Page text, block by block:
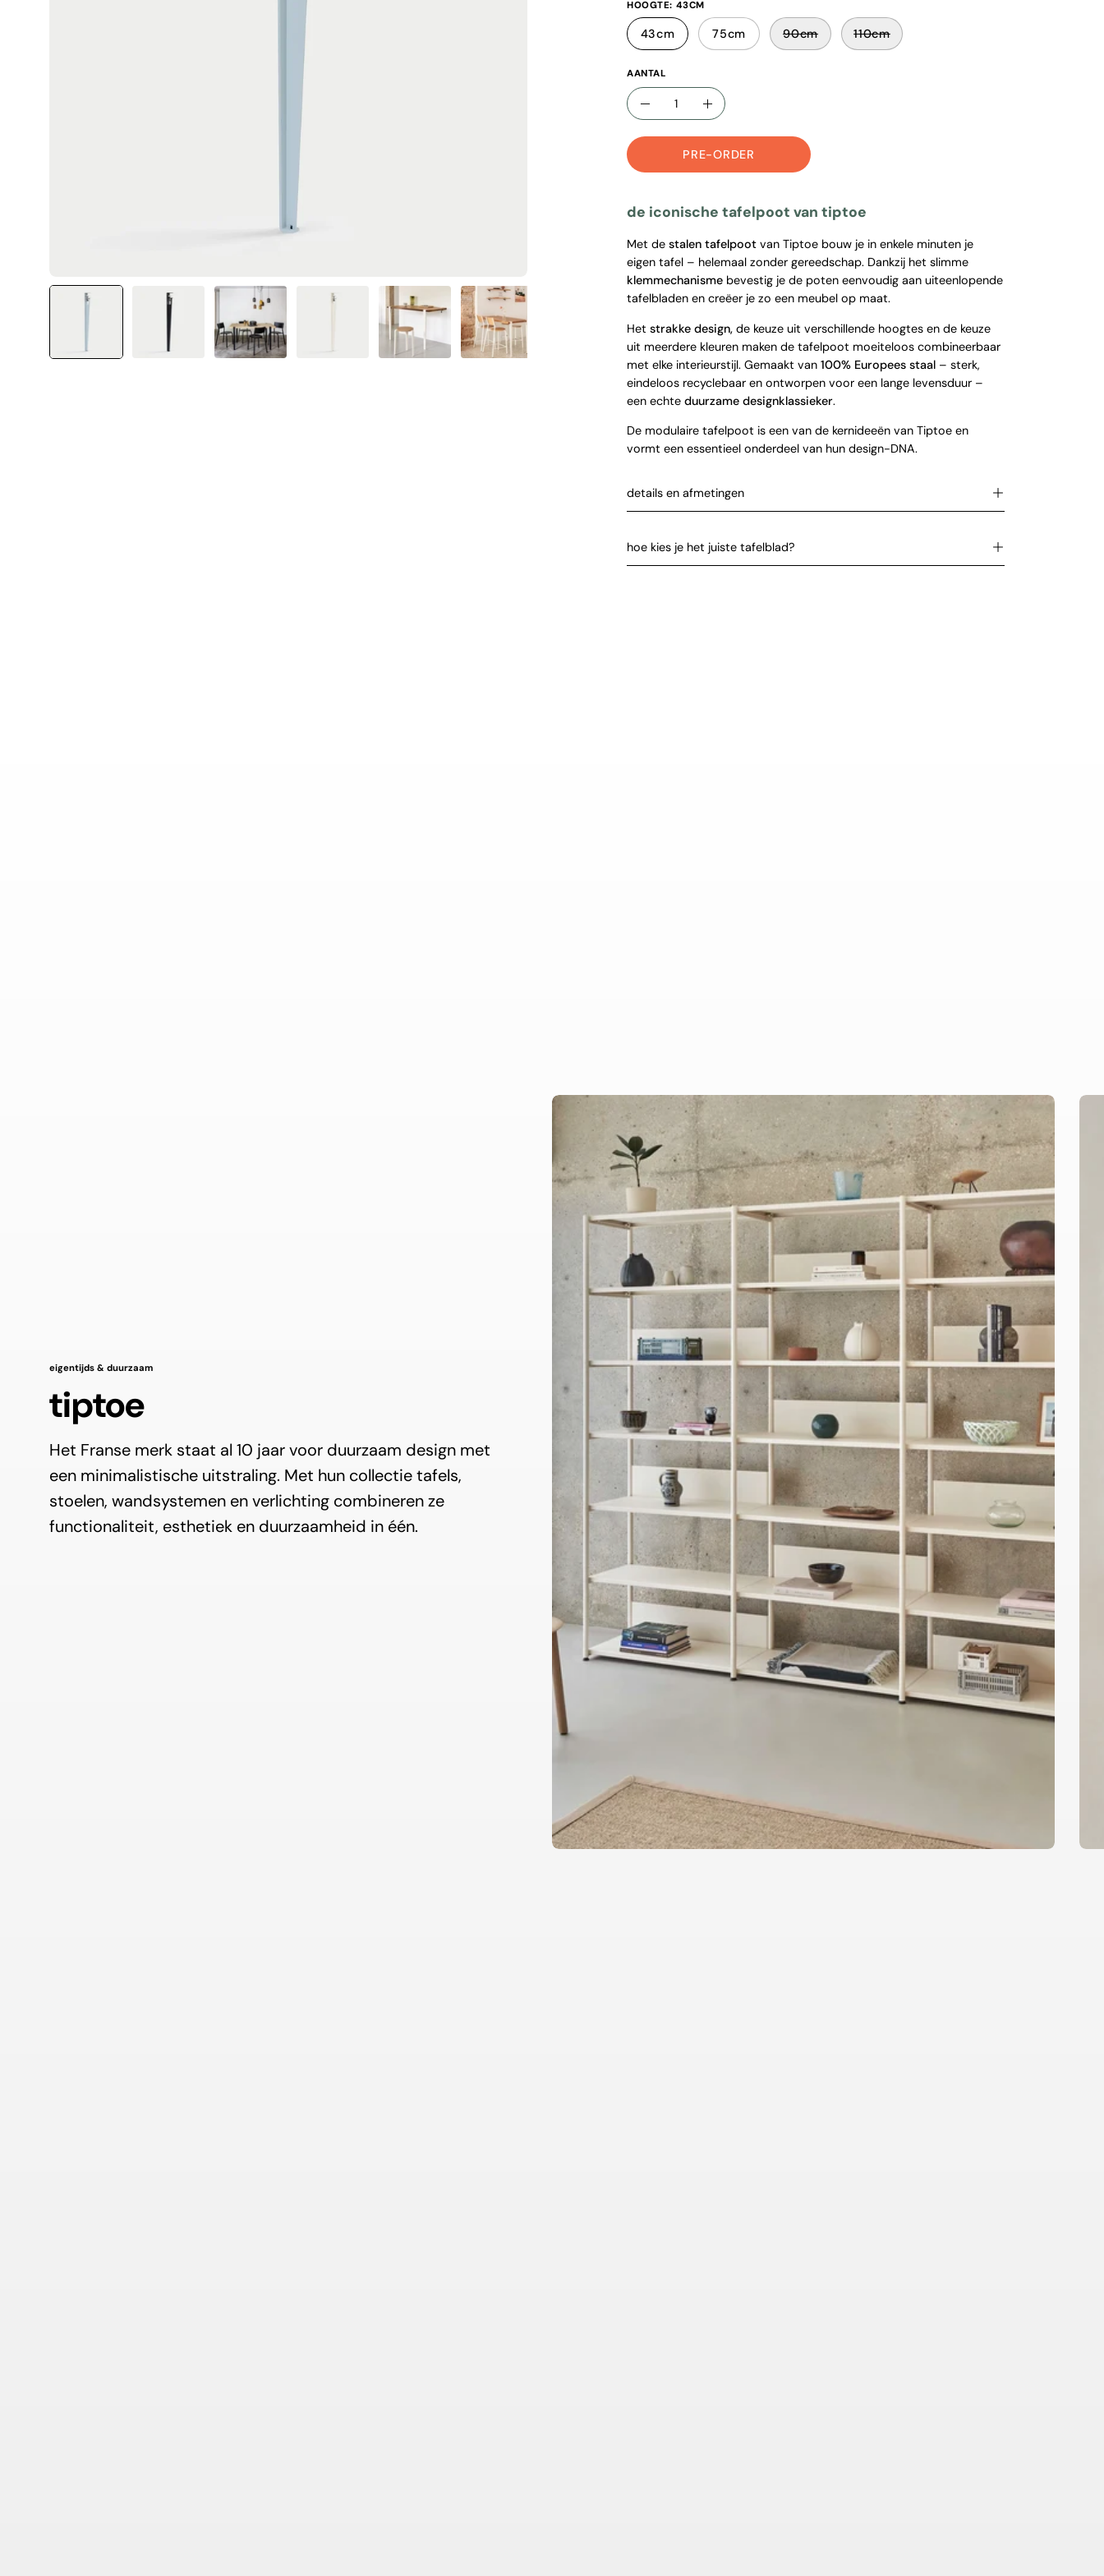
HOOGTE: 43CM
43cm 75cm 90cm 110cm
AANTAL
aantal
verlaag
aantal
verhoog
aantal
PRE-ORDER
de iconische tafelpoot van tiptoe
Met de stalen tafelpoot van Tiptoe bouw je in enkele minuten je
eigen tafel – helemaal zonder gereedschap. Dankzij het slimme
klemmechanisme bevestig je de poten eenvoudig aan uiteenlopende
tafelbladen en creëer je zo een meubel op maat.
Het strakke design, de keuze uit verschillende hoogtes en de keuze
uit meerdere kleuren maken de tafelpoot moeiteloos combineerbaar
met elke interieurstijl. Gemaakt van 100% Europees staal – sterk,
eindeloos recyclebaar en ontworpen voor een lange levensduur –
een echte duurzame designklassieker.
De modulaire tafelpoot is een van de kernideeën van Tiptoe en
vormt een essentieel onderdeel van hun design-DNA.
details en afmetingen
hoe kies je het juiste tafelblad?
eigentijds & duurzaam
tiptoe
Het Franse merk staat al 10 jaar voor duurzaam design met
een minimalistische uitstraling. Met hun collectie tafels,
stoelen, wandsystemen en verlichting combineren ze
functionaliteit, esthetiek en duurzaamheid in één.